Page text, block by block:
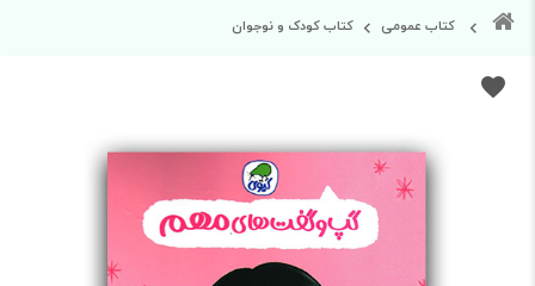
کتاب عمومی کتاب کودک و نوجوان